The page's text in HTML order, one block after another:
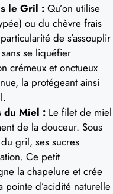
le Gril : Qu’on utilise
ou du chèvre frais
de s’assouplir
se liquéfier
crémeux et onctueux
la protégeant ainsi
du Miel : Le filet de miel
de la douceur. Sous
gril, ses sucres
Ce petit
la chapelure et crée
pointe d’acidité naturelle